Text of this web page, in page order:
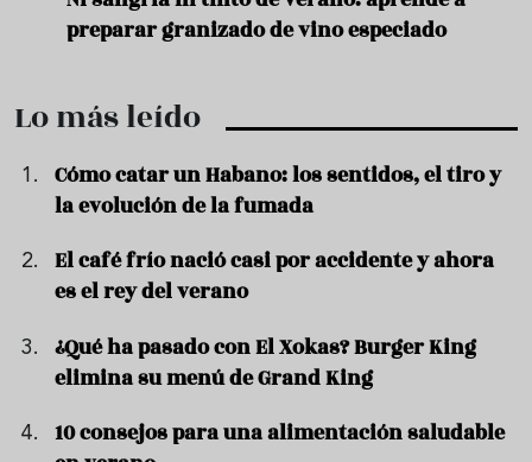
preparar granizado de vino especiado
Lo más leído
Cómo catar un Habano: los sentidos, el tiro y
la evolución de la fumada
El café frío nació casi por accidente y ahora
es el rey del verano
¿Qué ha pasado con El Xokas? Burger King
elimina su menú de Grand King
10 consejos para una alimentación saludable